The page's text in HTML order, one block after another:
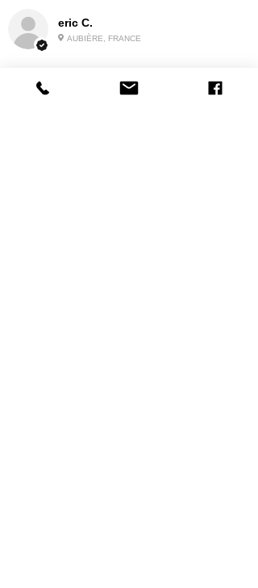
eric C.
AUBIÈRE, FRANCE